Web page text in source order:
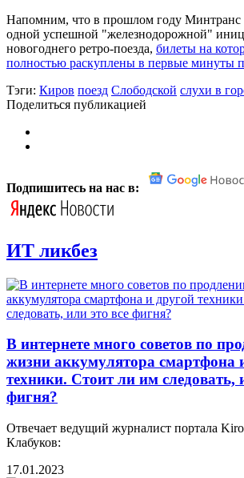
Напомним, что в прошлом году Минтранс
одной успешной "железнодорожной"
новогоднего ретро-поезда, билеты на
полностью раскуплены в первые минуты
Тэги: Киров поезд Слободской слухи в
Поделиться публикацией
Подпишитесь на нас в:
ИТ ликбез
В интернете много советов по
жизни аккумулятора смартфона
техники. Стоит ли им следовать,
фигня?
Отвечает ведущий журналист портала
Клабуков:
17.01.2023